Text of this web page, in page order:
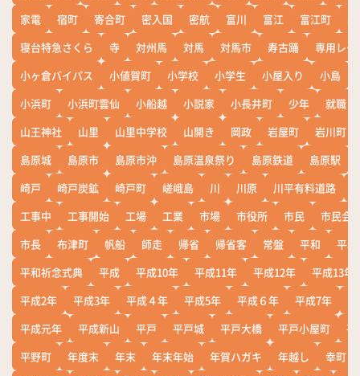
家電
宿町 寄合町 密入国 密航 富川 富江 富江町
寝台特急さくら
寺 対州馬 対馬 対馬市 寿古踊
専用レー
小ヶ倉バイパス
小値賀町 小学校 小学生 小屋入り 小島
小浜町
小浜町雲仙 小船越 小説家 小長井町 少年
就職
山王神社
山里 山里中学校 山開き 岡政 岩屋町
岩川町
島原城
島原市 島原市沖 島原温泉祭り 島原鉄道 島原駅
崎戸
崎戸炭鉱 崎戸町 嵯峨島 川 川原 川平有料道路
工事中
工事開始 工場 工業 市場 市役所 市民
市民会
市長
布津町 帆船 師走 帰省 帰省客 常盤 平和
平
平和祈念式典
平成 平成10年 平成11年 平成12年
平成13年
平成2年
平成3年 平成４年 平成5年 平成６年 平成7年
平成元年
平成新山 平戸 平戸城 平戸大橋 平戸小屋町
平
平野町
年度末 年末 年末年始 年賀ハガキ 年越し
幸町